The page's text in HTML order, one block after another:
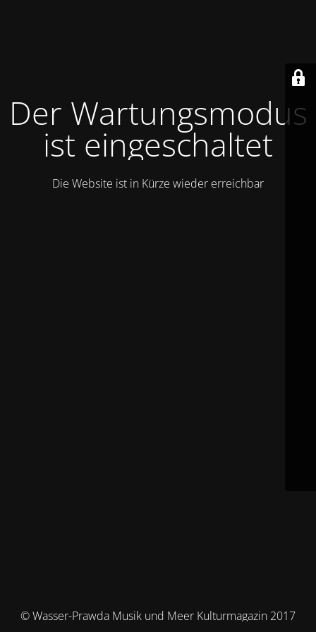
Der Wartungsmodus
ist eingeschaltet
Die Website ist in Kürze wieder erreichbar
© Wasser-Prawda Musik und Meer Kulturmagazin 2017